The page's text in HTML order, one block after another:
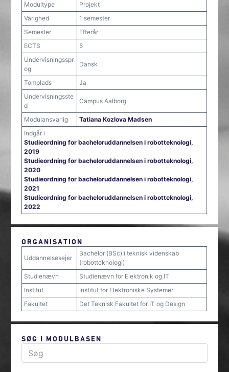
Modultype
Projekt
Varighed
1 semester
Semester
Efterår
ECTS
5
Undervisningsspr
og
Dansk
Tomplads
Ja
Undervisningsste
d
Campus Aalborg
Modulansvarlig
Tatiana Kozlova Madsen
Indgår i
Studieordning for bacheloruddannelsen i robotteknologi,
2019
Studieordning for bacheloruddannelsen i robotteknologi,
2020
Studieordning for bacheloruddannelsen i robotteknologi,
2021
Studieordning for bacheloruddannelsen i robotteknologi,
2022
ORGANISATION
Uddannelsesejer
Bachelor (BSc) i teknisk videnskab
(robotteknologi)
Studienævn
Studienævn for Elektronik og IT
Institut
Institut for Elektroniske Systemer
Fakultet
Det Teknisk Fakultet for IT og Design
SØG I MODULBASEN